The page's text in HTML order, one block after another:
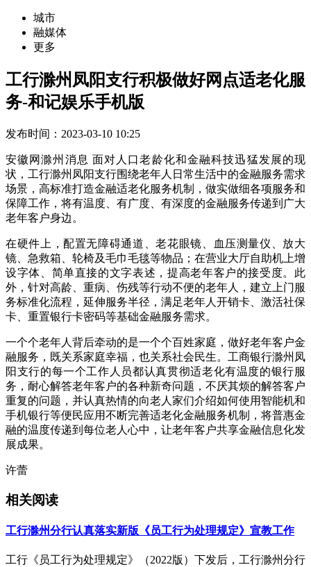
城市
融媒体
更多
工行滁州凤阳支行积极做好网点适老化服
务-和记娱乐手机版
发布时间：2023-03-10 10:25
安徽网滁州消息 面对人口老龄化和金融科技迅猛发展的现
状，工行滁州凤阳支行围绕老年人日常生活中的金融服务需求
场景，高标准打造金融适老化服务机制，做实做细各项服务和
保障工作，将有温度、有广度、有深度的金融服务传递到广大
老年客户身边。
在硬件上，配置无障碍通道、老花眼镜、血压测量仪、放大
镜、急救箱、轮椅及毛巾毛毯等物品；在营业大厅自助机上增
设字体、简单直接的文字表述，提高老年客户的接受度。此
外，针对高龄、重病、伤残等行动不便的老年人，建立上门服
务标准化流程，延伸服务半径，满足老年人开销卡、激活社保
卡、重置银行卡密码等基础金融服务需求。
一个个老年人背后牵动的是一个个百姓家庭，做好老年客户金
融服务，既关系家庭幸福，也关系社会民生。工商银行滁州凤
阳支行的每一个工作人员都认真贯彻适老化有温度的银行服
务，耐心解答老年客户的各种新奇问题，不厌其烦的解答客户
重复的问题，并认真热情的向老人家们介绍如何使用智能机和
手机银行等便民应用不断完善适老化金融服务机制，将普惠金
融的温度传递到每位老人心中，让老年客户共享金融信息化发
展成果。
许蕾
相关阅读
工行滁州分行认真落实新版《员工行为处理规定》宣教工作
工行《员工行为处理规定》（2022版）下发后，工行滁州分行